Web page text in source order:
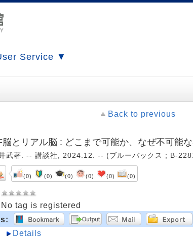
Service ▼
Back to previous
脳とリアル脳 : どこまで可能か、なぜ不可能
武著. -- 講談社, 2024.12. -- (ブルーバックス ; B-
(0) (0) (0) (0) (0) (0)
No tag is registered
Details